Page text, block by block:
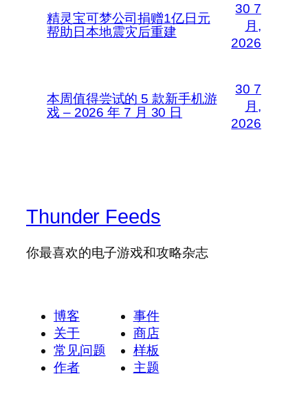
精灵宝可梦公司捐赠1亿日元
帮助日本地震灾后重建
30 7
月,
2026
本周值得尝试的 5 款新手机游
戏 – 2026 年 7 月 30 日
30 7
月,
2026
Thunder Feeds
你最喜欢的电子游戏和攻略杂志
博客
关于
常见问题
作者
事件
商店
样板
主题